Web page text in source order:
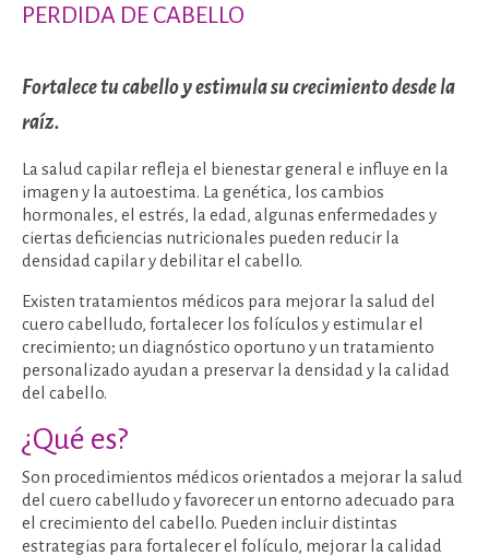
CORPORALES
PERDIDA DE CABELLO
Fortalece tu cabello y estimula su crecimiento desde la
raíz.
La salud capilar refleja el bienestar general e influye en la
imagen y la autoestima. La genética, los cambios
hormonales, el estrés, la edad, algunas enfermedades y
ciertas deficiencias nutricionales pueden reducir la
densidad capilar y debilitar el cabello.
Existen tratamientos médicos para mejorar la salud del
cuero cabelludo, fortalecer los folículos y estimular el
crecimiento; un diagnóstico oportuno y un tratamiento
personalizado ayudan a preservar la densidad y la calidad
del cabello.
¿Qué es?
Son procedimientos médicos orientados a mejorar la salud
del cuero cabelludo y favorecer un entorno adecuado para
el crecimiento del cabello. Pueden incluir distintas
estrategias para fortalecer el folículo, mejorar la calidad